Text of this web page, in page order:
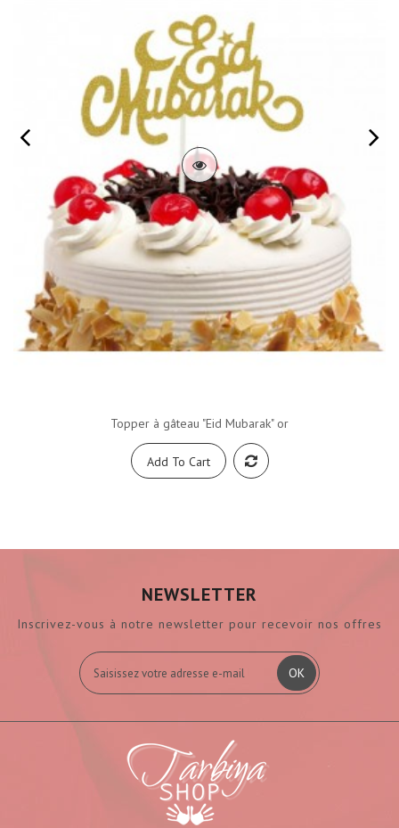
Topper à gâteau "Eid Mubarak" or
Add To Cart
NEWSLETTER
Inscrivez-vous à notre newsletter pour recevoir nos offres
OK